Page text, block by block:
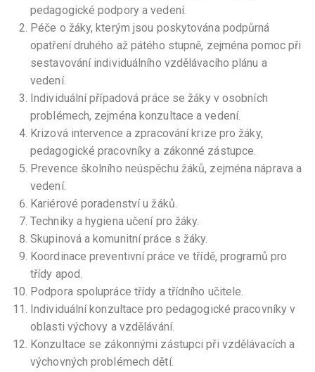
pedagogické podpory a vedení.
Péče o žáky, kterým jsou poskytována podpůrná
opatření druhého až pátého stupně, zejména pomoc při
sestavování individuálního vzdělávacího plánu a
vedení.
Individuální případová práce se žáky v osobních
problémech, zejména konzultace a vedení.
Krizová intervence a zpracování krize pro žáky,
pedagogické pracovníky a zákonné zástupce.
Prevence školního neúspěchu žáků, zejména náprava a
vedení.
Kariérové poradenství u žáků.
Techniky a hygiena učení pro žáky.
Skupinová a komunitní práce s žáky.
Koordinace preventivní práce ve třídě, programů pro
třídy apod.
Podpora spolupráce třídy a třídního učitele.
Individuální konzultace pro pedagogické pracovníky v
oblasti výchovy a vzdělávání.
Konzultace se zákonnými zástupci při vzdělávacích a
výchovných problémech dětí.